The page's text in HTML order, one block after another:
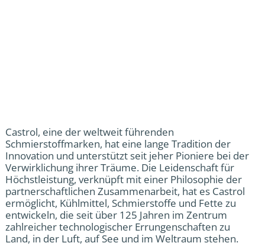
Castrol, eine der weltweit führenden
Schmierstoffmarken, hat eine lange Tradition der
Innovation und unterstützt seit jeher Pioniere bei der
Verwirklichung ihrer Träume. Die Leidenschaft für
Höchstleistung, verknüpft mit einer Philosophie der
partnerschaftlichen Zusammenarbeit, hat es Castrol
ermöglicht, Kühlmittel, Schmierstoffe und Fette zu
entwickeln, die seit über 125 Jahren im Zentrum
zahlreicher technologischer Errungenschaften zu
Land, in der Luft, auf See und im Weltraum stehen.